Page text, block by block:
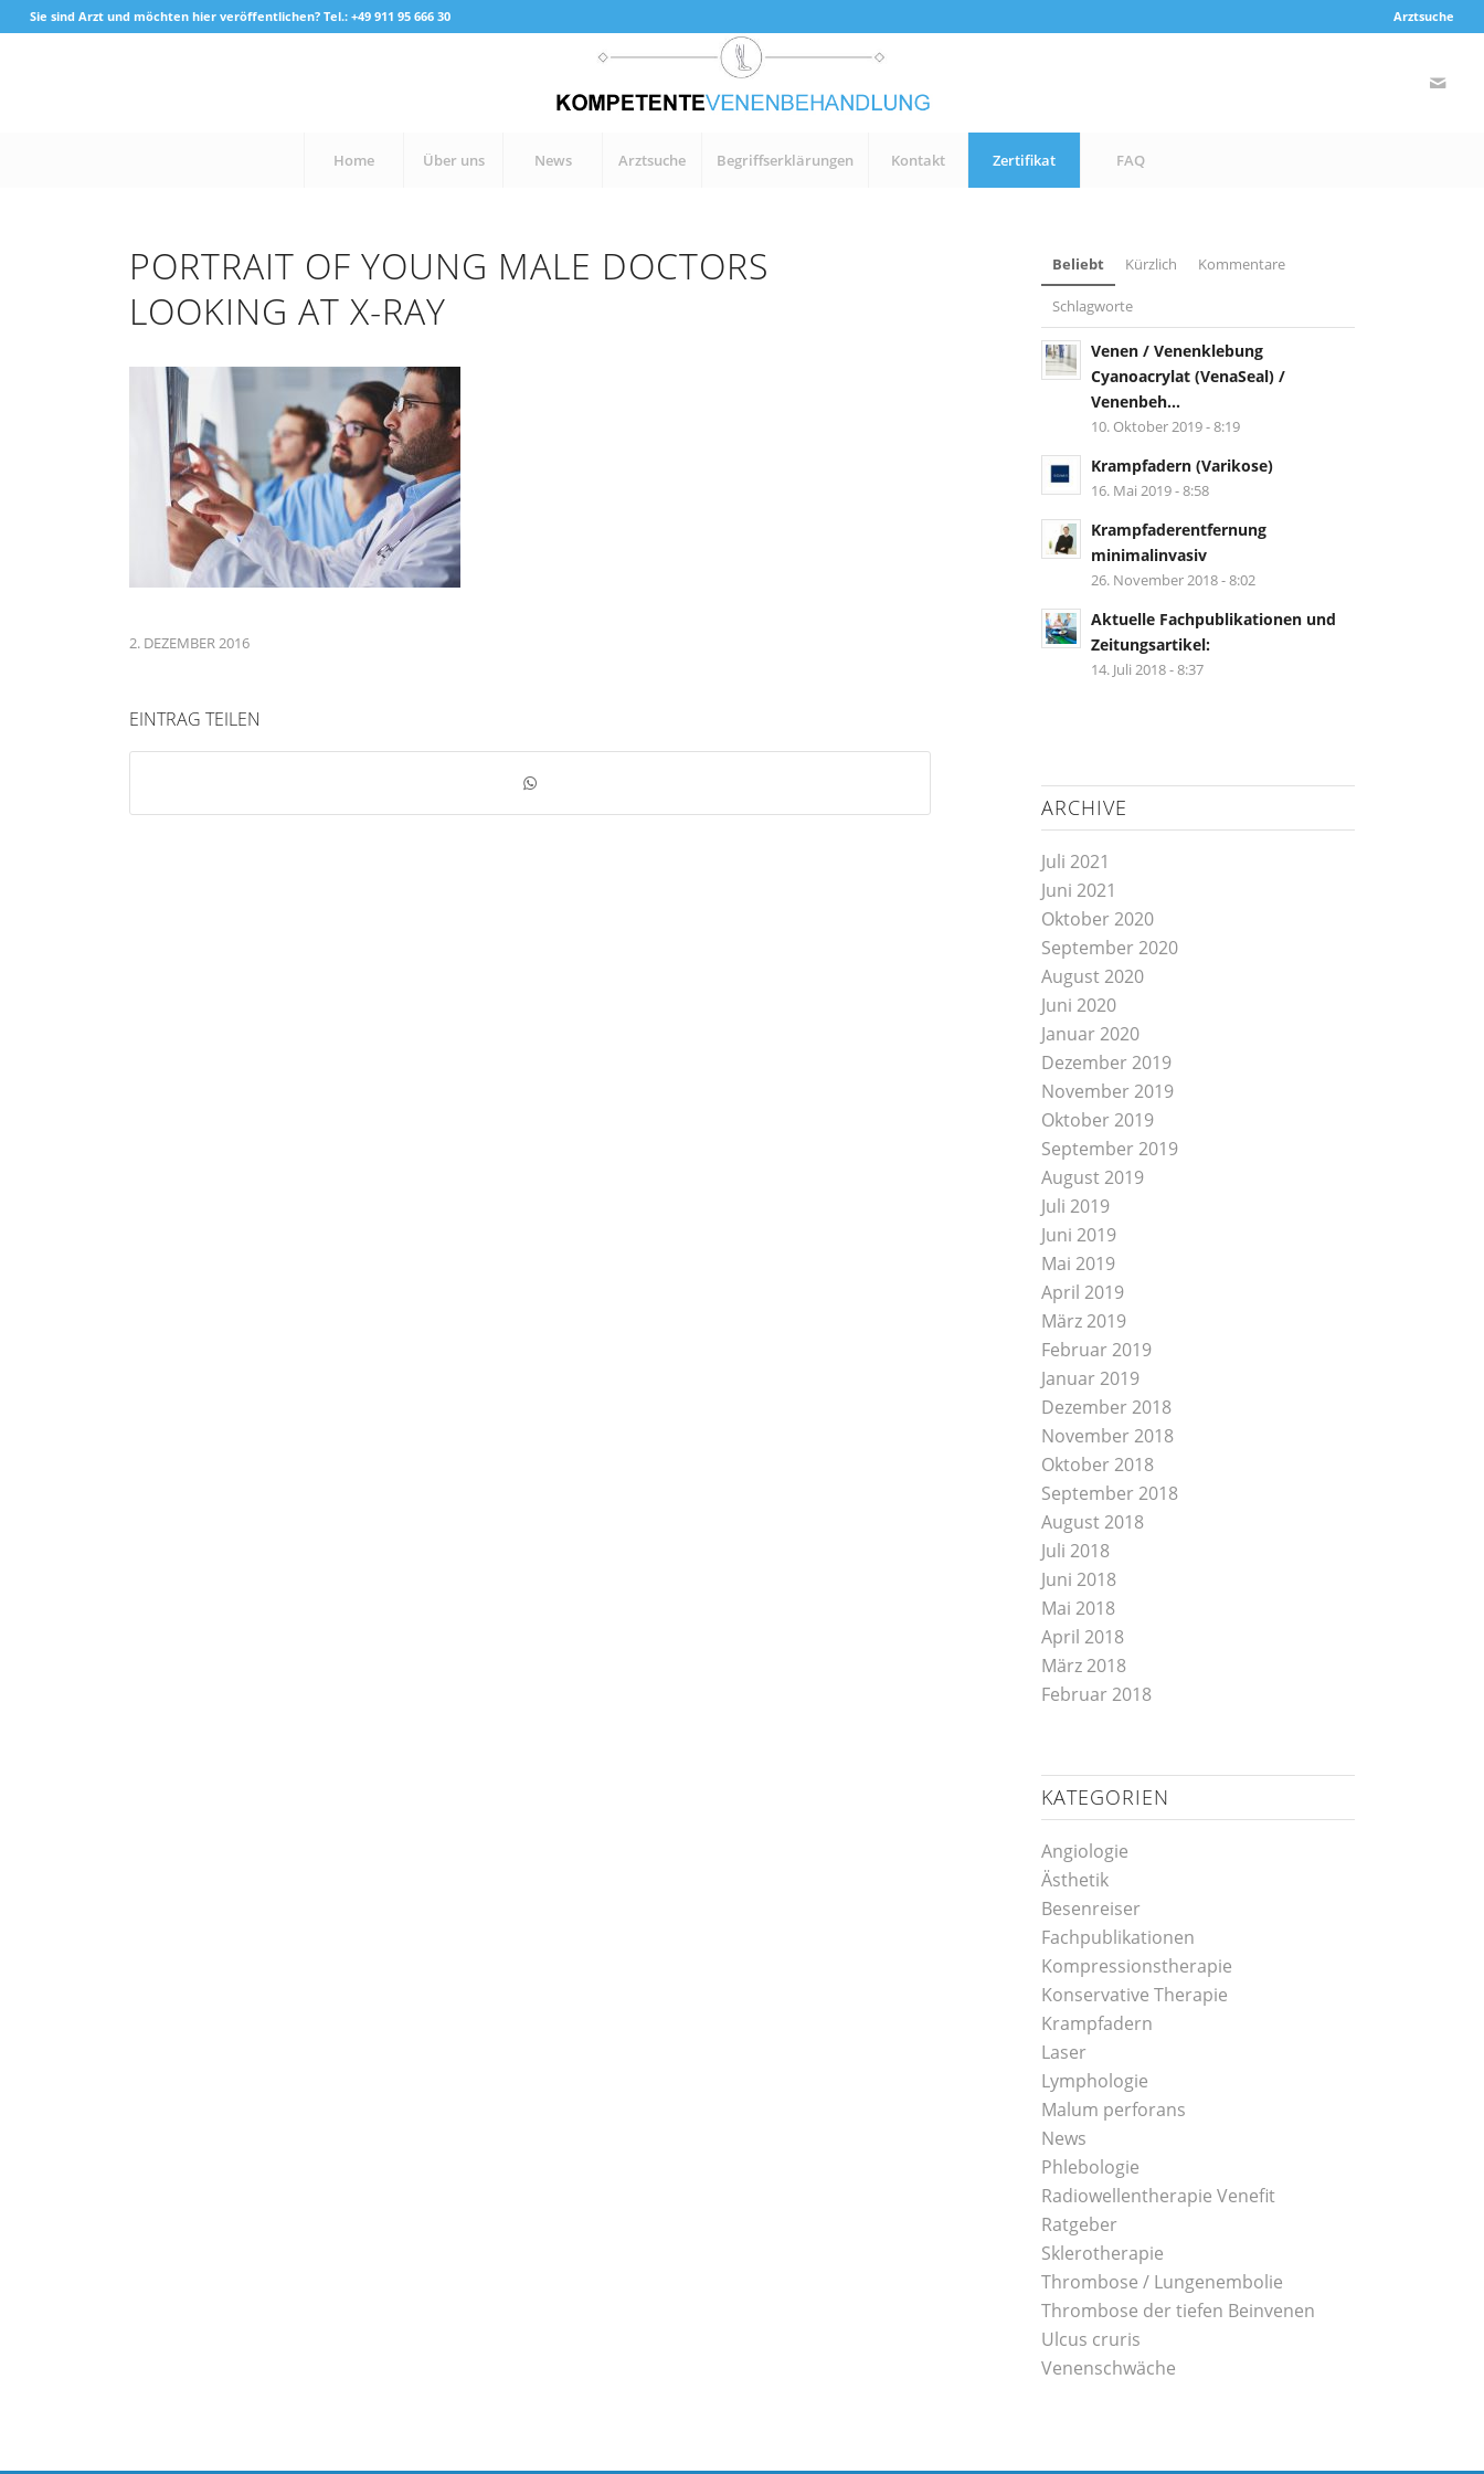
Arztsuche
Sie sind Arzt und möchten hier veröffentlichen? Tel.: +49 911 95 666 30
Home Über uns News Arztsuche Begriffserklärungen Kontakt Zertifikat FAQ
PORTRAIT OF YOUNG MALE DOCTORS
LOOKING AT X-RAY
2. DEZEMBER 2016
EINTRAG TEILEN
Beliebt Kürzlich Kommentare
Schlagworte
Venen / Venenklebung
Cyanoacrylat (VenaSeal) /
Venenbeh...
10. Oktober 2019 - 8:19
Krampfadern (Varikose)
16. Mai 2019 - 8:58
Krampfaderentfernung
minimalinvasiv
26. November 2018 - 8:02
Aktuelle Fachpublikationen und
Zeitungsartikel:
14. Juli 2018 - 8:37
ARCHIVE
Juli 2021
Juni 2021
Oktober 2020
September 2020
August 2020
Juni 2020
Januar 2020
Dezember 2019
November 2019
Oktober 2019
September 2019
August 2019
Juli 2019
Juni 2019
Mai 2019
April 2019
März 2019
Februar 2019
Januar 2019
Dezember 2018
November 2018
Oktober 2018
September 2018
August 2018
Juli 2018
Juni 2018
Mai 2018
April 2018
März 2018
Februar 2018
KATEGORIEN
Angiologie
Ästhetik
Besenreiser
Fachpublikationen
Kompressionstherapie
Konservative Therapie
Krampfadern
Laser
Lymphologie
Malum perforans
News
Phlebologie
Radiowellentherapie Venefit
Ratgeber
Sklerotherapie
Thrombose / Lungenembolie
Thrombose der tiefen Beinvenen
Ulcus cruris
Venenschwäche